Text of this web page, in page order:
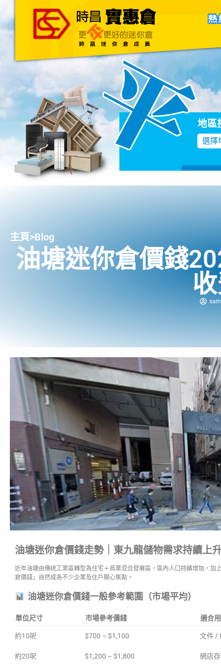
主頁 關於我們 聯絡我們
地區
選擇
主頁>Blog
油塘迷你倉價錢
油塘迷你倉價錢走勢｜東九龍儲物需求持續上
近年油塘由傳統工業區轉型為住宅＋商業混合發展區，區內人口持續增加，加
倉價錢」自然成為不少企業及住戶關心焦點。
油塘迷你倉價錢一般參考範圍（市場平均）
單位尺寸 市場參考價錢 適合
約10呎 $700 – $1,100 文件 /
約20呎 $1,200 – $1,800 網店